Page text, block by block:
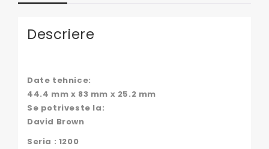
Descriere
Date tehnice:
44.4 mm x 83 mm x 25.2 mm
Se potriveste la:
David Brown
Seria : 1200